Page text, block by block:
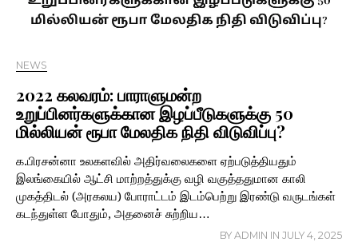
NEWS
2022 கலவரம்: பாராளுமன்ற
உறுப்பினர்களுக்கான இழப்பீடுகளுக்கு 50
மில்லியன் ரூபா மேலதிக நிதி விடுவிப்பு?
க.பிரசன்னா உலகளவில் அதிர்வலைகளை ஏற்படுத்தியதும்
இலங்கையில் ஆட்சி மாற்றத்துக்கு வழி வகுத்ததுமான காலி
முகத்திடல் (அரகலய) போராட்டம் இடம்பெற்று இரண்டு வருடங்கள்
கடந்துள்ள போதும், அதனைச் சுற்றிய…
BY ADMIN IN JULY 4, 2025